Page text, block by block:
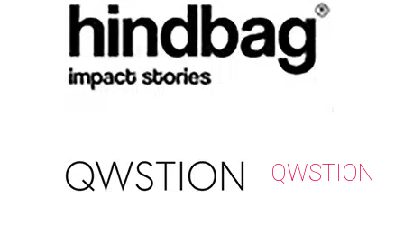
QWSTION